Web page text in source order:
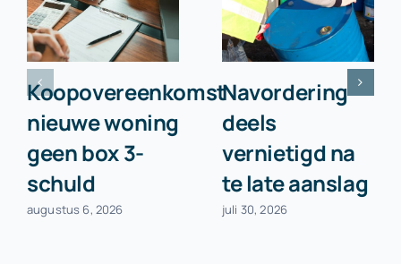
Koopovereenkomst
nieuwe woning
geen box 3-
schuld
augustus 6, 2026
Navordering
deels
vernietigd na
te late aanslag
juli 30, 2026